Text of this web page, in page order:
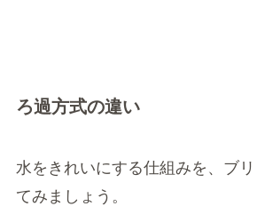
ろ過方式の違い
水をきれいにする仕組みを、ブ
てみましょう。